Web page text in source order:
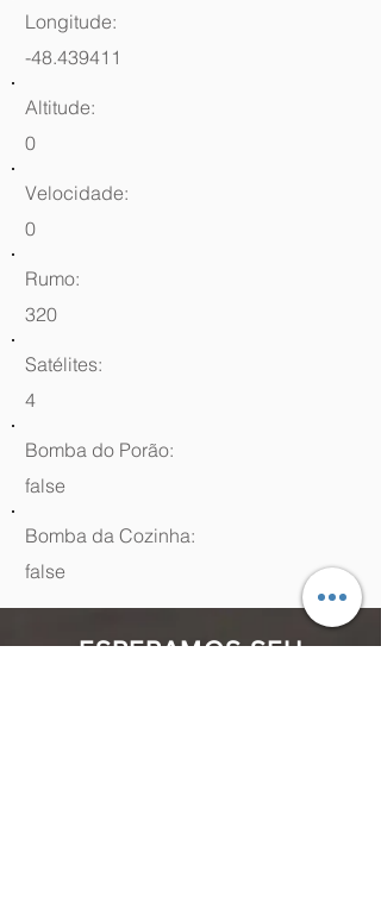
Longitude:
-48.439411
Altitude:
0
Velocidade:
0
Rumo:
320
Satélites:
4
Bomba do Porão:
false
Bomba da Cozinha:
false
ESPERAMOS SEU